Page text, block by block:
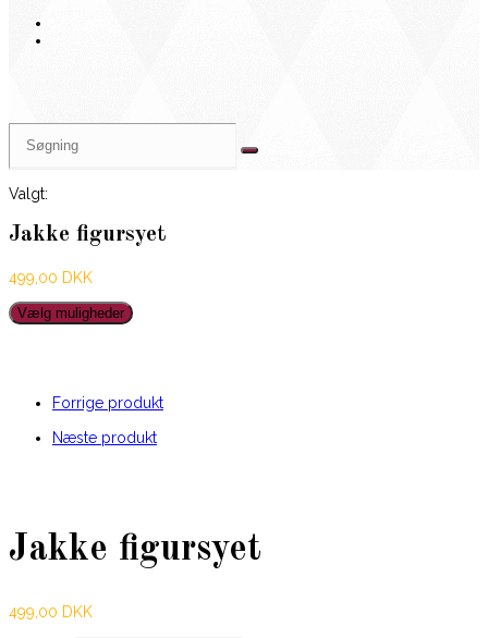
Valgt:
Jakke figursyet
499,00 DKK
Vælg muligheder
Forrige produkt
Næste produkt
Jakke figursyet
499,00 DKK